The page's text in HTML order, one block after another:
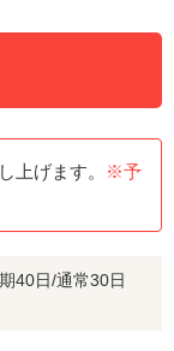
上げます。
※予
40日/通常30日